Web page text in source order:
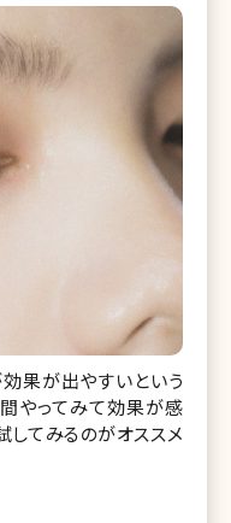
果が出やすいという
やってみて効果が感
てみるのがオススメ